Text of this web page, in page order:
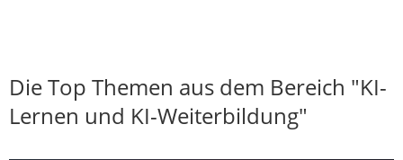
Die Top Themen aus dem Bereich "KI-
Lernen und KI-Weiterbildung"